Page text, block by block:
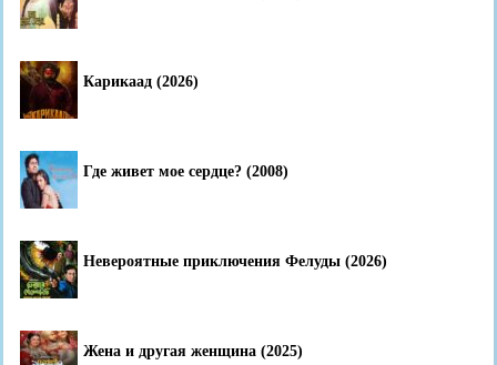
Карикаад (2026)
Где живет мое сердце? (2008)
Невероятные приключения Фелуды (2026)
Жена и другая женщина (2025)